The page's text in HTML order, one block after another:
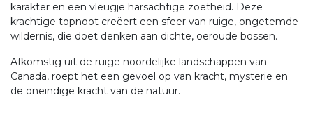
karakter en een vleugje harsachtige zoetheid. Deze
krachtige topnoot creëert een sfeer van ruige, ongetemde
wildernis, die doet denken aan dichte, oeroude bossen.
Afkomstig uit de ruige noordelijke landschappen van
Canada, roept het een gevoel op van kracht, mysterie en
de oneindige kracht van de natuur.